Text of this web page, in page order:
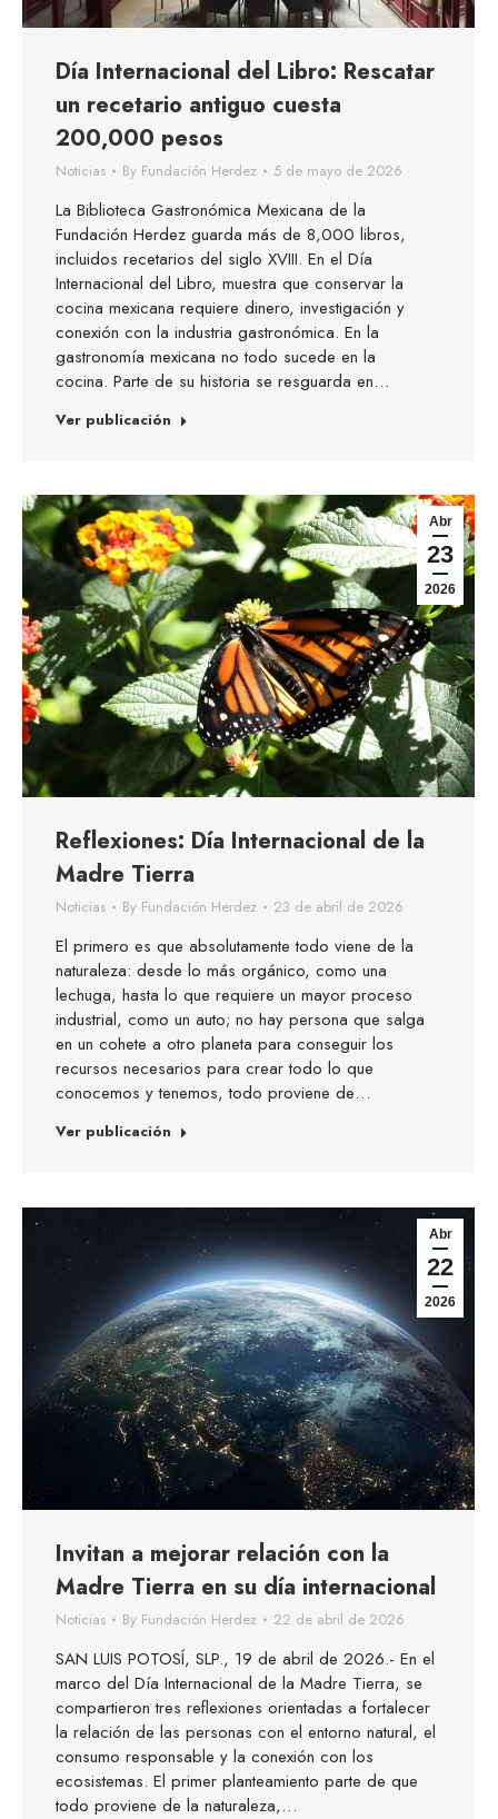
Día Internacional del Libro: Rescatar
un recetario antiguo cuesta
200,000 pesos
Noticias By Fundación Herdez 5 de mayo de 2026
La Biblioteca Gastronómica Mexicana de la
Fundación Herdez guarda más de 8,000 libros,
incluidos recetarios del siglo XVIII. En el Día
Internacional del Libro, muestra que conservar la
cocina mexicana requiere dinero, investigación y
conexión con la industria gastronómica. En la
gastronomía mexicana no todo sucede en la
cocina. Parte de su historia se resguarda en…
Ver publicación
Abr
23
2026
Reflexiones: Día Internacional de la
Madre Tierra
Noticias By Fundación Herdez 23 de abril de 2026
El primero es que absolutamente todo viene de la
naturaleza: desde lo más orgánico, como una
lechuga, hasta lo que requiere un mayor proceso
industrial, como un auto; no hay persona que salga
en un cohete a otro planeta para conseguir los
recursos necesarios para crear todo lo que
conocemos y tenemos, todo proviene de…
Ver publicación
Abr
22
2026
Invitan a mejorar relación con la
Madre Tierra en su día internacional
Noticias By Fundación Herdez 22 de abril de 2026
SAN LUIS POTOSÍ, SLP., 19 de abril de 2026.- En el
marco del Día Internacional de la Madre Tierra, se
compartieron tres reflexiones orientadas a fortalecer
la relación de las personas con el entorno natural, el
consumo responsable y la conexión con los
ecosistemas. El primer planteamiento parte de que
todo proviene de la naturaleza,…